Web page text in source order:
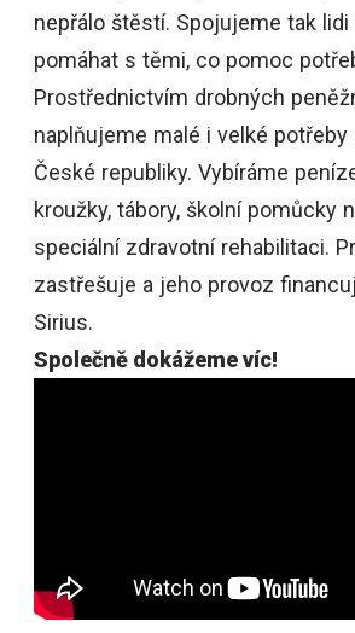
nepřálo štěstí. Spojujeme tak
pomáhat s těmi, co pomoc
Prostřednictvím drobných
naplňujeme malé i velké
České republiky. Vybíráme
kroužky, tábory, školní pomůcky
speciální zdravotní rehabilitaci.
zastřešuje a jeho provoz
Sirius.
Společně dokážeme víc!